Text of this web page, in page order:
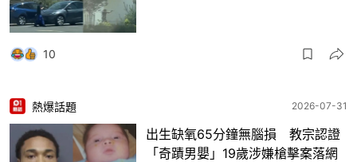
10
熱爆話題 2026-07-31
出生缺氧65分鐘無腦損 教宗認證
「奇蹟男嬰」19歲涉嫌槍擊案落網